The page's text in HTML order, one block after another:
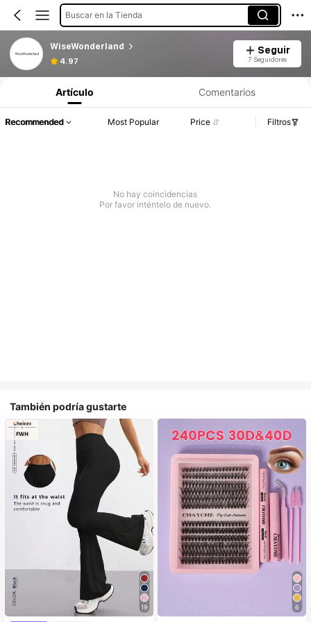
Buscar en la Tienda
WiseWonderland
4.97
Seguir
7 Seguidores
Artículo Comentarios
Recommended Most Popular Price Filtros
No hay coincidencias
Por favor inténtelo de nuevo.
También podría gustarte
19 6